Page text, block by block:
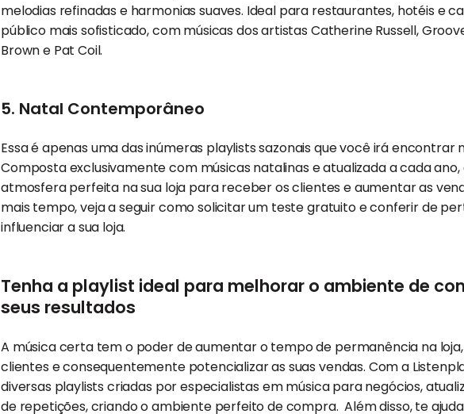
melodias refinadas e harmonias suaves. Ideal para restaurantes, hotéis e
público mais sofisticado, com músicas dos artistas Catherine Russell,
Brown e Pat Coil.
5. Natal Contemporâneo
Essa é apenas uma das inúmeras playlists sazonais que você irá encontrar
Composta exclusivamente com músicas natalinas e atualizada a cada
atmosfera perfeita na sua loja para receber os clientes e aumentar as
mais tempo, veja a seguir como solicitar um teste gratuito e conferir de
influenciar a sua loja.
Tenha a playlist ideal para melhorar o ambiente de
seus resultados
A música certa tem o poder de aumentar o tempo de permanência na loja,
clientes e consequentemente potencializar as suas vendas. Com a
diversas playlists criadas por especialistas em música para negócios,
de repetições, criando o ambiente perfeito de compra. Além disso, te